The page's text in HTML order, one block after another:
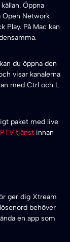
Öppna
Open Network
Play. På Mac kan
du öppna den
visar kanalerna
med Ctrl och L
paket med live
tjänst innan
ger dig Xtream
behöver
en app som